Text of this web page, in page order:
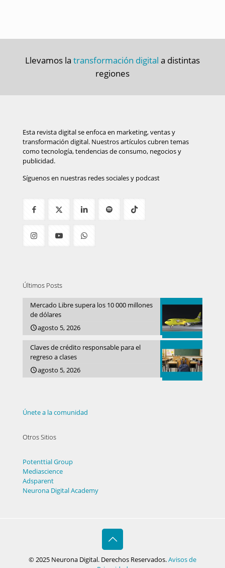
Llevamos la transformación digital a distintas
regiones
Esta revista digital se enfoca en marketing, ventas y
transformación digital. Nuestros artículos cubren temas
como tecnología, tendencias de consumo, negocios y
publicidad.
Síguenos en nuestras redes sociales y podcast
Últimos Posts
Mercado Libre supera los 10 000 millones
de dólares
agosto 5, 2026
Claves de crédito responsable para el
regreso a clases
agosto 5, 2026
Únete a la comunidad
Otros Sitios
Potenttial Group
Mediascience
Adsparent
Neurona Digital Academy
© 2025 Neurona Digital. Derechos Reservados.Avisos de